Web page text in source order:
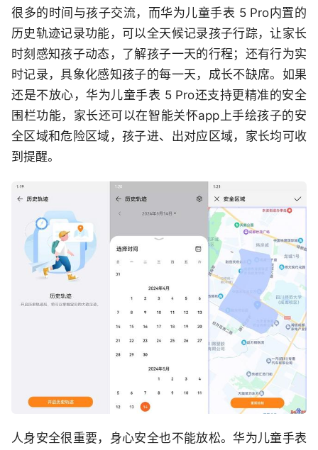
很多的时间与孩子交流，而华为儿童手表 5 Pro内置的
历史轨迹记录功能，可以全天候记录孩子行踪，让家长
时刻感知孩子动态，了解孩子一天的行程；还有行为实
时记录，具象化感知孩子的每一天，成长不缺席。如果
还是不放心，华为儿童手表 5 Pro还支持更精准的安全
围栏功能，家长还可以在智能关怀app上手绘孩子的安
全区域和危险区域，孩子进、出对应区域，家长均可收
到提醒。
人身安全很重要，身心安全也不能放松。华为儿童手表